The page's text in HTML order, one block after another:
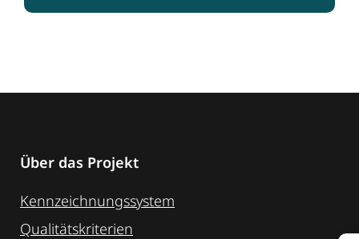
Über das Projekt
Kennzeichnungssystem
Qualitätskriterien